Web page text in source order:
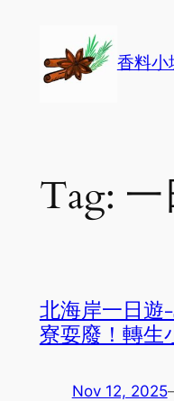
content
香料小
Tag: 一
北海岸一日遊
寮耍廢！轉生
Nov 12, 2025